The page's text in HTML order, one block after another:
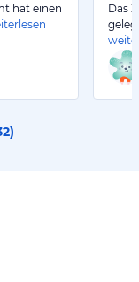
hat einen
Das
)